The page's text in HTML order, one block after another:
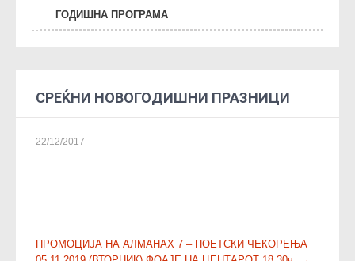
ГОДИШНА ПРОГРАМА
СРЕЌНИ НОВОГОДИШНИ ПРАЗНИЦИ
22/12/2017
P
ПРОМОЦИЈА НА АЛМАНАХ 7 – ПОЕТСКИ ЧЕКОРЕЊА